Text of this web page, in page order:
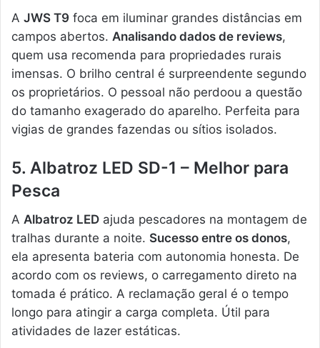
A JWS T9 foca em iluminar grandes distâncias em
campos abertos. Analisando dados de reviews,
quem usa recomenda para propriedades rurais
imensas. O brilho central é surpreendente segundo
os proprietários. O pessoal não perdoou a questão
do tamanho exagerado do aparelho. Perfeita para
vigias de grandes fazendas ou sítios isolados.
5. Albatroz LED SD-1 – Melhor para
Pesca
A Albatroz LED ajuda pescadores na montagem de
tralhas durante a noite. Sucesso entre os donos,
ela apresenta bateria com autonomia honesta. De
acordo com os reviews, o carregamento direto na
tomada é prático. A reclamação geral é o tempo
longo para atingir a carga completa. Útil para
atividades de lazer estáticas.